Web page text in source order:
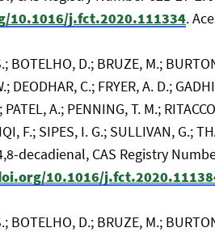
10.1016/j.fct.2020.111334.
BOTELHO, D.; BRUZE, M.;
DEODHAR, C.; FRYER, A. D.;
A.; PENNING, T. M.;
F.; SIPES, I. G.; SULLIVAN, G.;
decadienal, CAS Registry
10.1016/
BOTELHO, D.; BRUZE, M.;